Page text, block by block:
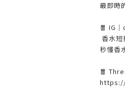
最即時
🧧 IG
香水短
秒懂香
🧧